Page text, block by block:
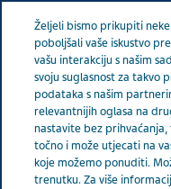
Bosna i Hercegovina
Plivadon
Plivadon
Željeli bismo prikupiti
poboljšali vaše iskustvo
vašu interakciju s našim
svoju suglasnost za takvo
podataka s našim
relevantnijih oglasa na
nastavite bez
točno i može utjecati na
koje možemo ponuditi.
trenutku. Za više